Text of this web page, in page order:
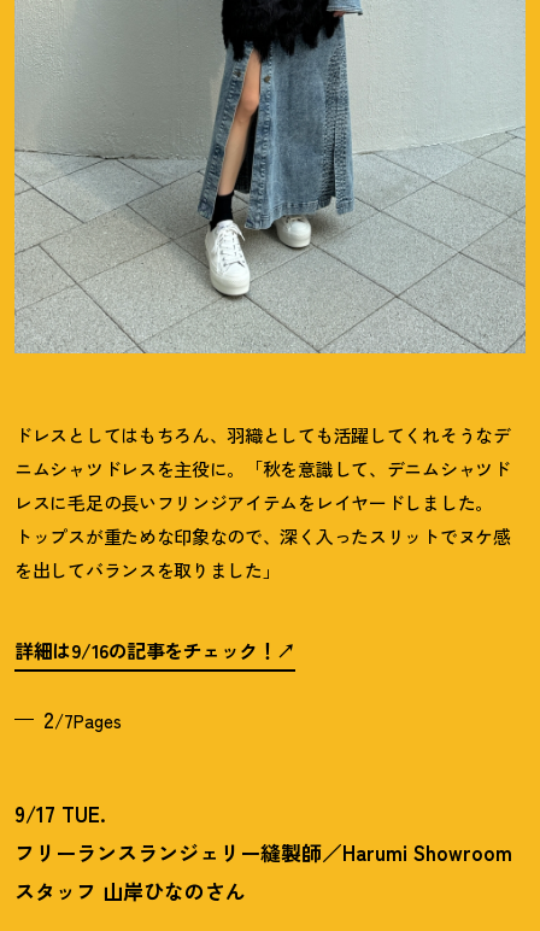
ドレスとしてはもちろん、羽織としても活躍してくれそうなデ
ニムシャツドレスを主役に。「秋を意識して、デニムシャツド
レスに毛足の長いフリンジアイテムをレイヤードしました。
トップスが重ためな印象なので、深く入ったスリットでヌケ感
を出してバランスを取りました」
詳細は9/16の記事をチェック ！
2/7Pages
9/17 TUE.
フリーランスランジェリー縫製師／Harumi Showroom
スタッフ 山岸ひなのさん